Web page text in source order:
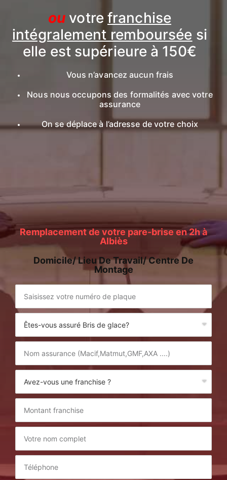
ou votre franchise
intégralement remboursée si
elle est supérieure à 150€
Vous n’avancez aucun frais
Nous nous occupons des formalités avec votre
assurance
On se déplace à l’adresse de votre choix
Remplacement de votre pare-brise en 2h à
Albiès
Domicile/ Lieu De Travail/ Centre De
Montage